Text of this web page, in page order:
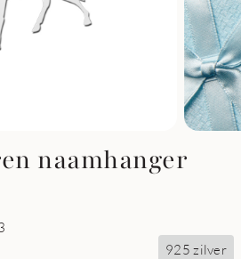
naamhanger
925 zilver